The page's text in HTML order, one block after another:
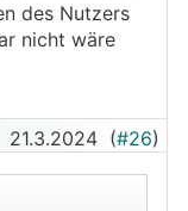
des Nutzers
nicht wäre
21.3.2024 (#26)